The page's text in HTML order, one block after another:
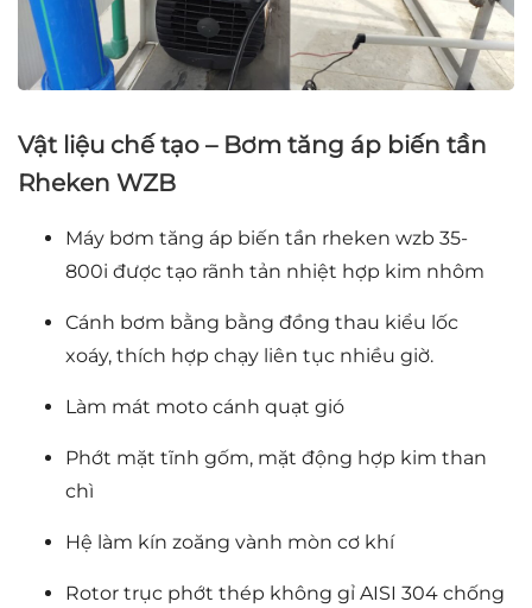
Vật liệu chế tạo – Bơm tăng áp biến tần
Rheken WZB
Máy bơm tăng áp biến tần rheken wzb 35-
800i được tạo rãnh tản nhiệt hợp kim nhôm
Cánh bơm bằng bằng đồng thau kiểu lốc
xoáy, thích hợp chạy liên tục nhiều giờ.
Làm mát moto cánh quạt gió
Phớt mặt tĩnh gốm, mặt động hợp kim than
chì
Hệ làm kín zoăng vành mòn cơ khí
Rotor trục phớt thép không gỉ AISI 304 chống